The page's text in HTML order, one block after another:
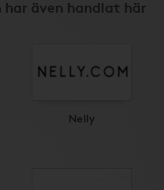
har även handlat här
Nelly